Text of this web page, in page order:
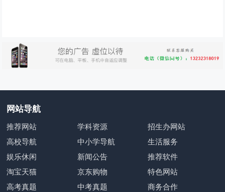
网站导航
推荐网站 学科资源
招生办网站
高校导航
中小学导航
生活服务
娱乐休闲
新闻公告
推荐软件
淘宝天猫
京东购物
特色网站
高考真题
中考真题 商务合作